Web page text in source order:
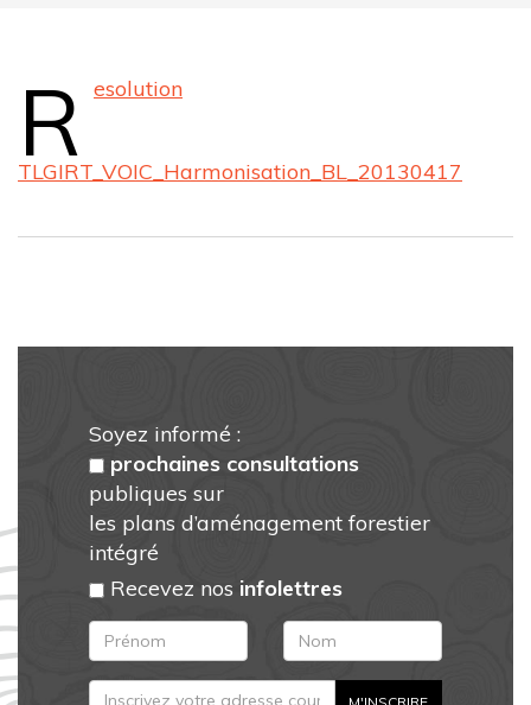
R esolution
TLGIRT_VOIC_Harmonisation_BL_20130417
Soyez informé :
prochaines consultations
publiques sur
les plans d’aménagement forestier
intégré
Recevez nos infolettres